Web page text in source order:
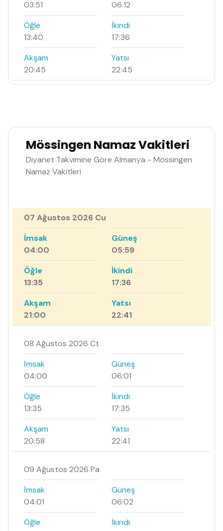
03:51
06:12
Öğle
13:40
İkindi
17:36
Akşam
20:45
Yatsı
22:45
Mössingen Namaz Vakitleri
Diyanet Takvimine Göre Almanya - Mössingen
Namaz Vakitleri
07 Ağustos 2026 Cu
İmsak
04:00
Güneş
05:59
Öğle
13:35
İkindi
17:36
Akşam
21:00
Yatsı
22:41
08 Ağustos 2026 Ct
İmsak
04:00
Güneş
06:01
Öğle
13:35
İkindi
17:35
Akşam
20:58
Yatsı
22:41
09 Ağustos 2026 Pa
İmsak
04:01
Güneş
06:02
Öğle
İkindi